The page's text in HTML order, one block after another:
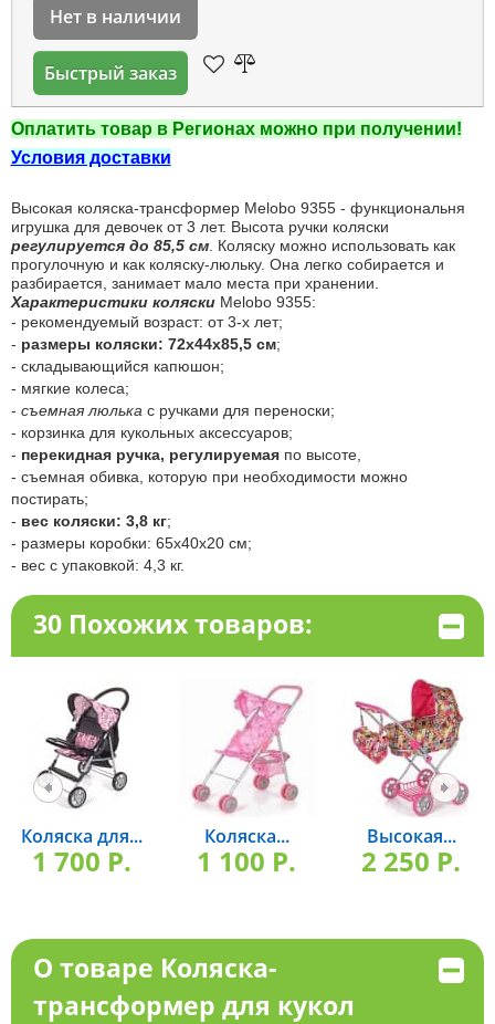
Нет в наличии
Быстрый заказ
Оплатить товар в Регионах можно при получении!
Условия доставки
Высокая коляска-трансформер Melobo 9355 - функциональня
игрушка для девочек от 3 лет. Высота ручки коляски
регулируется до 85,5 см. Коляску можно использовать как
прогулочную и как коляску-люльку. Она легко собирается и
разбирается, занимает мало места при хранении.
Характеристики коляски Melobo 9355:
- рекомендуемый возраст: от 3-х лет;
- размеры коляски: 72х44х85,5 см;
- складывающийся капюшон;
- мягкие колеса;
- съемная люлька с ручками для переноски;
- корзинка для кукольных аксессуаров;
- перекидная ручка, регулируемаяпо высоте,
- съемная обивка, которую при необходимости можно
постирать;
- вес коляски: 3,8 кг;
- размеры коробки: 65х40х20 см;
- вес с упаковкой: 4,3 кг.
30 Похожих товаров:
Коляска для...
1 700 P.
Коляска...
1 100 P.
Высокая...
2 250 P.
О товаре Коляска-
трансформер для кукол